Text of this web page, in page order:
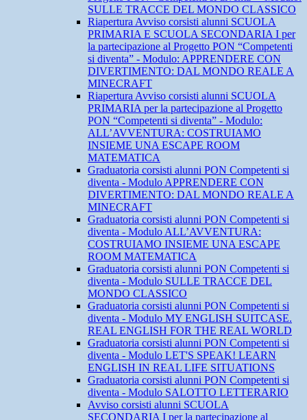
SULLE TRACCE DEL MONDO CLASSICO
Riapertura Avviso corsisti alunni SCUOLA
PRIMARIA E SCUOLA SECONDARIA I per
la partecipazione al Progetto PON “Competenti
si diventa” - Modulo: APPRENDERE CON
DIVERTIMENTO: DAL MONDO REALE A
MINECRAFT
Riapertura Avviso corsisti alunni SCUOLA
PRIMARIA per la partecipazione al Progetto
PON “Competenti si diventa” - Modulo:
ALL’AVVENTURA: COSTRUIAMO
INSIEME UNA ESCAPE ROOM
MATEMATICA
Graduatoria corsisti alunni PON Competenti si
diventa - Modulo APPRENDERE CON
DIVERTIMENTO: DAL MONDO REALE A
MINECRAFT
Graduatoria corsisti alunni PON Competenti si
diventa - Modulo ALL’AVVENTURA:
COSTRUIAMO INSIEME UNA ESCAPE
ROOM MATEMATICA
Graduatoria corsisti alunni PON Competenti si
diventa - Modulo SULLE TRACCE DEL
MONDO CLASSICO
Graduatoria corsisti alunni PON Competenti si
diventa - Modulo MY ENGLISH SUITCASE.
REAL ENGLISH FOR THE REAL WORLD
Graduatoria corsisti alunni PON Competenti si
diventa - Modulo LET'S SPEAK! LEARN
ENGLISH IN REAL LIFE SITUATIONS
Graduatoria corsisti alunni PON Competenti si
diventa - Modulo SALOTTO LETTERARIO
Avviso corsisti alunni SCUOLA
SECONDARIA I per la partecipazione al